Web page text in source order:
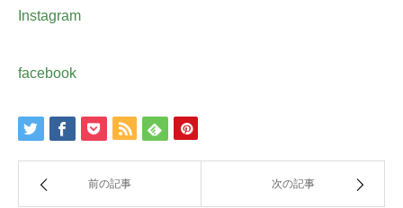
Instagram
facebook
前の記事 次の記事